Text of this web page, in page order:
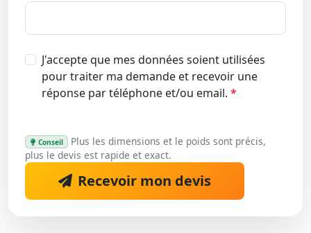
J'accepte que mes données soient utilisées
pour traiter ma demande et recevoir une
réponse par téléphone et/ou email. *
Conseil
Plus les dimensions et le poids sont précis,
plus le devis est rapide et exact.
Recevoir mon devis